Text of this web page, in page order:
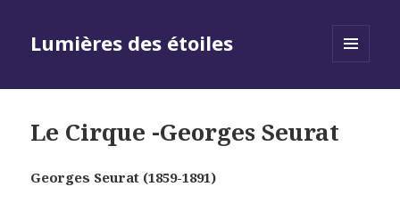
Lumières des étoiles
Le Cirque -Georges Seurat
Georges Seurat (1859-1891)